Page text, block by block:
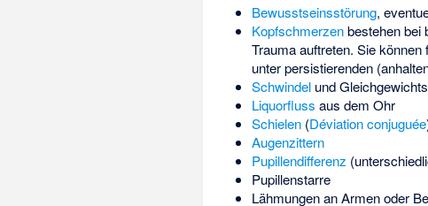
Bewusstseinsstörung,
Kopfschmerzenbestehen bei
Trauma auftreten. Sie
unter persistierenden
Schwindelund
Liquorfluss aus dem Ohr
Schielen(Déviation conjuguée
Augenzittern
Pupillendifferenz
Pupillenstarre
Lähmungen an Armen oder